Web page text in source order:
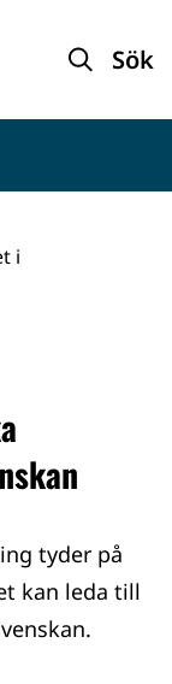
Sök
i
tyder på
kan leda till